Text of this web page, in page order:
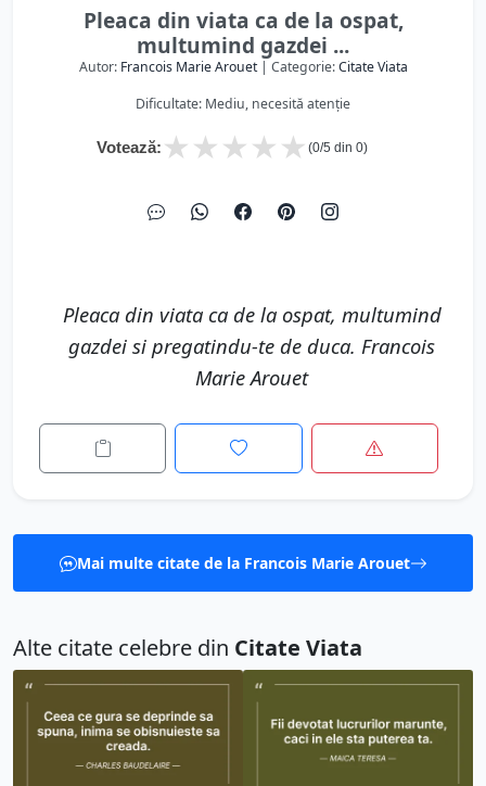
Pleaca din viata ca de la ospat,
multumind gazdei ...
Autor: Francois Marie Arouet| Categorie:Citate Viata
Dificultate: Mediu, necesită atenție
Votează: ★
★
★
★
★ (0/5 din 0)
Pleaca din viata ca de la ospat, multumind
gazdei si pregatindu-te de duca. Francois
Marie Arouet
Mai multe citate de la Francois Marie Arouet
Alte citate celebre din Citate Viata